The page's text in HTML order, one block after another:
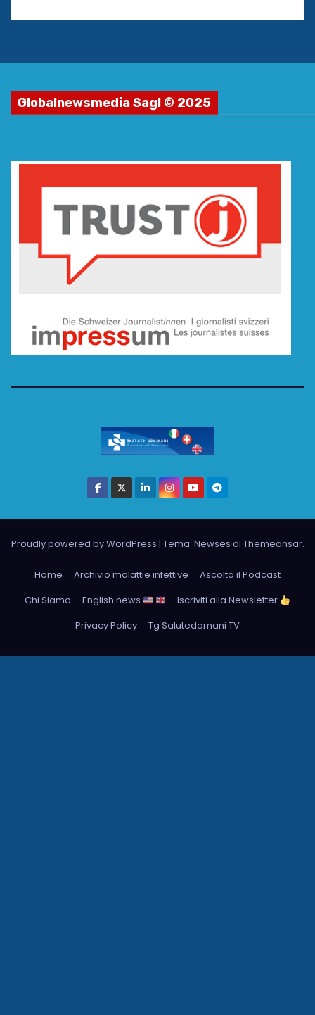
Globalnewsmedia Sagl © 2025
Proudly powered by WordPress | Tema: Newses di Themeansar.
Home Archivio malattie infettive
Ascolta il Podcast
Chi Siamo
English news
Iscriviti alla Newsletter
Privacy Policy
Tg Salutedomani TV